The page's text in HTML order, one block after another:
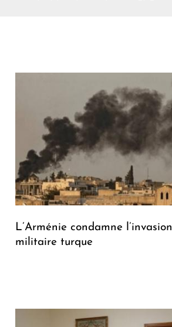
L’Arménie condamne l’invasion
militaire turque